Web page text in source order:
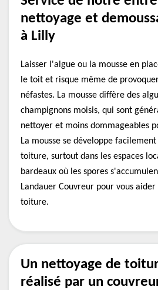
nettoyage et
à Lilly
Laisser l'algue ou la mousse en
le toit et risque même de
néfastes. La mousse diffère des
champignons moisis, qui sont
nettoyer et moins dommageables
La mousse se développe
toiture, surtout dans les espaces
bardeaux où les spores
Landauer Couvreur pour vous
toiture.
Un nettoyage de
réalisé par un